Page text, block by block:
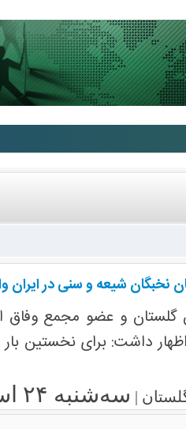
گلستان و عضو مجمع
| سه‌شنبه ۲۴ اسفند ۱۳۹۵